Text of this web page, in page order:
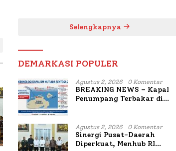
Mutiara Sentosa IISelengkapnya
DEMARKASI POPULER
Agustus 2, 2026 0 Komentar
BREAKING NEWS – Kapal
Penumpang Terbakar di
Agustus 2, 2026 0 Komentar
Sinergi Pusat-Daerah
Diperkuat, Menhub RI